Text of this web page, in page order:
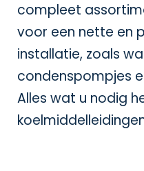
compleet
voor een nette en
installatie, zoals
condenspompjes
Alles wat u nodig